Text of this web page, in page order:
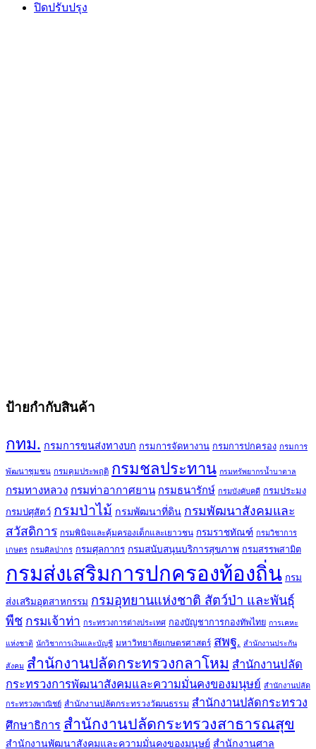
ปิดปรับปรุง
ป้ายกำกับสินค้า
กทม. กรมการขนส่งทางบก กรมการจัดหางาน กรมการปกครอง กรมการ
พัฒนาชุมชน กรมคุมประพฤติ กรมชลประทาน กรมทรัพยากรน้ำบาดาล
กรมทางหลวง กรมท่าอากาศยาน กรมธนารักษ์ กรมบังคับคดี กรมประมง
กรมปศุสัตว์ กรมป่าไม้ กรมพัฒนาที่ดิน กรมพัฒนาสังคมและ
สวัสดิการ กรมพินิจและคุ้มครองเด็กและเยาวชน กรมราชทัณฑ์ กรมวิชาการ
เกษตร กรมศิลปากร กรมศุลกากร กรมสนับสนุนบริการสุขภาพ กรมสรรพสามิต
กรมส่งเสริมการปกครองท้องถิ่น กรม
ส่งเสริมอุตสาหกรรม กรมอุทยานแห่งชาติ สัตว์ป่า และพันธุ์
พืช กรมเจ้าท่า กระทรวงการต่างประเทศ กองบัญชาการกองทัพไทย การเคหะ
แห่งชาติ นักวิชาการเงินและบัญชี มหาวิทยาลัยเกษตรศาสตร์ สพฐ. สำนักงานประกัน
สังคม สำนักงานปลัดกระทรวงกลาโหม สำนักงานปลัด
กระทรวงการพัฒนาสังคมและความมั่นคงของมนุษย์ สำนักงานปลัด
กระทรวงพาณิชย์ สำนักงานปลัดกระทรวงวัฒนธรรม สำนักงานปลัดกระทรวง
ศึกษาธิการ สำนักงานปลัดกระทรวงสาธารณสุข
สำนักงานพัฒนาสังคมและความมั่นคงของมนุษย์ สำนักงานศาล